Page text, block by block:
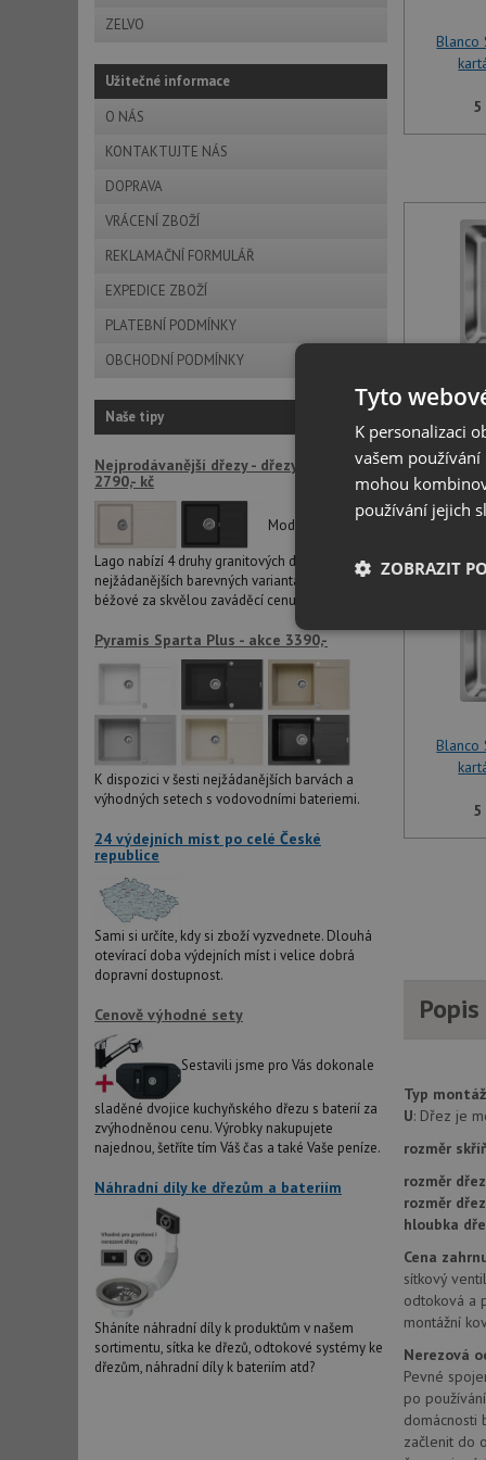
ZELVO
Užitečné informace
O NÁS
KONTAKTUJTE NÁS
DOPRAVA
VRÁCENÍ ZBOŽÍ
REKLAMAČNÍ FORMULÁŘ
EXPEDICE ZBOŽÍ
PLATEBNÍ PODMÍNKY
OBCHODNÍ PODMÍNKY
Naše tipy
Nejprodávanější dřezy - dřezy LAGO již od
2790,- kč
Modelová řada
Lago nabízí 4 druhy granitových dřezů ve dvou
nejžádanějších barevných variantách černé a
béžové za skvělou zaváděcí cenu.
Pyramis Sparta Plus - akce 3390,-
K dispozici v šesti nejžádanějších barvách a
výhodných setech s vodovodními bateriemi.
24 výdejních míst po celé České
republice
Sami si určíte, kdy si zboží vyzvednete. Dlouhá
otevírací doba výdejních míst i velice dobrá
dopravní dostupnost.
Cenově výhodné sety
Sestavili jsme pro Vás dokonale
sladěné dvojice kuchyňského dřezu s baterií za
zvýhodněnou cenu. Výrobky nakupujete
najednou, šetříte tím Váš čas a také Vaše peníze.
Náhradní díly ke dřezům a bateriím
Sháníte náhradní díly k produktům v našem
sortimentu, sítka ke dřezů, odtokové systémy ke
dřezům, náhradní díly k bateriím atd?
Blanco
5
Blanco
5
Blanco
5
Typ
U: Dřez je
rozměr
rozměr
rozměr
hloubka
Cena
sítkový
odtoková a
montážní
Nerezová
Pevné
po
domácnosti
začlenit do
Tyto
K personalizaci
vašem
mohou
používání jejich
ZOBRAZIT
Nezbytně
Nezbytně
Nezbytně nutné
stránky nelze bez
AWSALBCORS
AUTORIZACE
Název
Název